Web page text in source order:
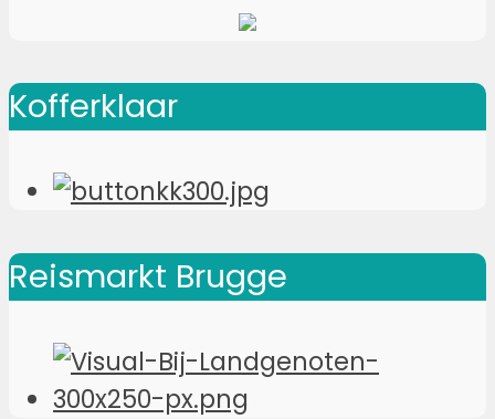
Kofferklaar
Reismarkt Brugge